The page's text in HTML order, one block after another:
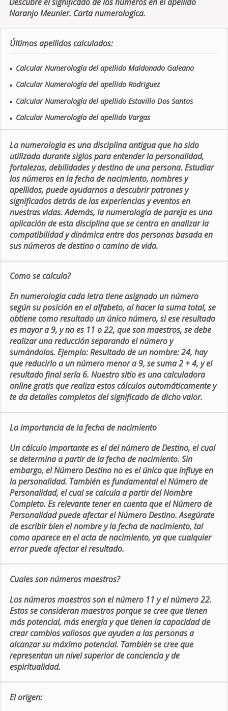
Naranjo Meunier. Carta numerologica.
Últimos apellidos calculados:
■ Calcular Numerología del apellido Maldonado Galeano
■ Calcular Numerología del apellido Rodriguez
■ Calcular Numerología del apellido Estavillo Dos Santos
■ Calcular Numerología del apellido Vargas
La numerologia es una disciplina antigua que ha sido
utilizada durante siglos para entender la personalidad,
fortalezas, debilidades y destino de una persona. Estudiar
los números en la fecha de nacimiento, nombres y
apellidos, puede ayudarnos a descubrir patrones y
significados detrás de las experiencias y eventos en
nuestras vidas. Además, la numerologia de pareja es una
aplicación de esta disciplina que se centra en analizar la
compatibilidad y dinámica entre dos personas basada en
sus números de destino o camino de vida.
Como se calcula?
En numerologia cada letra tiene asignado un número
según su posición en el alfabeto, al hacer la suma total, se
obtiene como resultado un único número, si ese resultado
es mayor a 9, y no es 11 o 22, que son maestros, se debe
realizar una reducción separando el número y
sumándolos. Ejemplo: Resultado de un nombre: 24, hay
que reducirlo a un número menor a 9, se suma 2 + 4, y el
resultado final sería 6. Nuestro sitio es una calculadora
online gratis que realiza estos cálculos automáticamente y
te da detalles completos del significado de dicho valor.
La importancia de la fecha de nacimiento
Un cálculo importante es el del número de Destino, el cual
se determina a partir de la fecha de nacimiento. Sin
embargo, el Número Destino no es el único que influye en
la personalidad. También es fundamental el Número de
Personalidad, el cual se calcula a partir del Nombre
Completo. Es relevante tener en cuenta que el Número de
Personalidad puede afectar el Número Destino. Asegúrate
de escribir bien el nombre y la fecha de nacimiento, tal
como aparece en el acta de nacimiento, ya que cualquier
error puede afectar el resultado.
Cuales son números maestros?
Los números maestros son el número 11 y el número 22.
Estos se consideran maestros porque se cree que tienen
más potencial, más energía y que tienen la capacidad de
crear cambios valiosos que ayuden a las personas a
alcanzar su máximo potencial. También se cree que
representan un nivel superior de conciencia y de
espiritualidad.
El origen: